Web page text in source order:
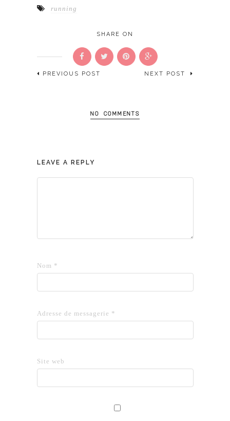
running
SHARE ON
PREVIOUS POST NEXT POST
NO COMMENTS
LEAVE A REPLY
Nom *
Adresse de messagerie *
Site web